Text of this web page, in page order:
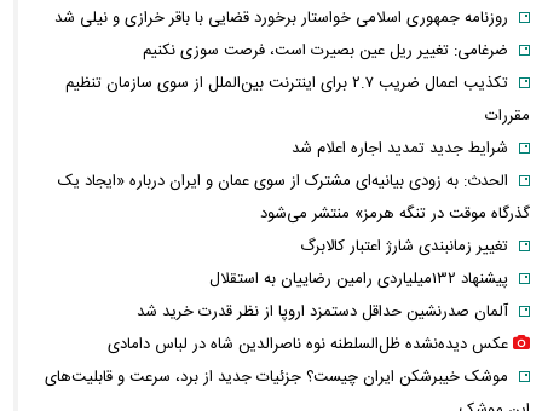
روزنامه جمهوری اسلامی خواستار برخورد قضایی با باقر خرازی و نیلی شد
ضرغامی: تغییر ریل عین بصیرت است، فرصت سوزی نکنیم
تکذیب اعمال ضریب ۲.۷ برای اینترنت بین‌الملل از سوی سازمان تنظیم
مقررات
شرایط جدید تمدید اجاره اعلام شد
الحدث: به زودی بیانیه‌ای مشترک از سوی عمان و ایران درباره «ایجاد یک
گذرگاه موقت در تنگه هرمز» منتشر می‌شود
تغییر زمانبندی‌ شارژ اعتبار کالابرگ
پیشنهاد ۱۳۲میلیاردی رامین رضاییان به استقلال
آلمان صدرنشین حداقل دستمزد اروپا از نظر قدرت خرید شد
عکس دیده‌نشده ظل‌السلطنه نوه ناصرالدین شاه در لباس دامادی
موشک خیبرشکن ایران چیست؟ جزئیات جدید از برد، سرعت و قابلیت‌های